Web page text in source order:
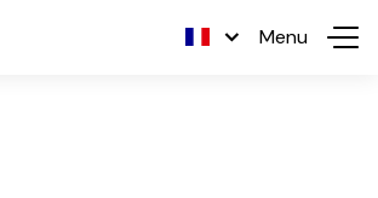
Menu